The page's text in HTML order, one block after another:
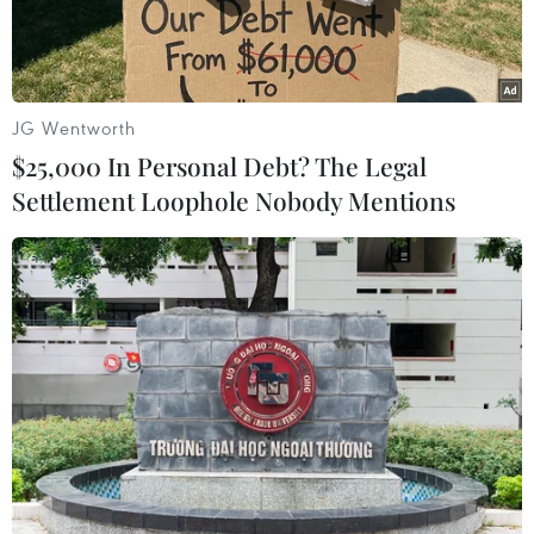
30/03/2024 12:28
Tin nóng 30/3: Hoa hậu Bùi
Quỳnh Hoa bị buộc thôi học
vì vi phạm quy chế
Sáng 30/3, đại diện Trường đại học Sân khấu - Điện ảnh Thành
phố Hồ Chí Minh xác nhận thông tin hoa hậu Bùi Quỳnh Hoa bị
buộc thôi học vì vi phạm quy chế.
Theo dõi VietnamPlus
Bản tin 60s ngày 30/3/2024 có những nội dung
JG Wentworth
$25,000 In Personal Debt? The Legal
Settlement Loophole Nobody Mentions